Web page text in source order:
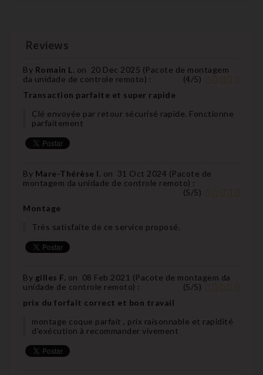
Reviews
By Romain L. on 20 Dec 2025 (Pacote de montagem
da unidade de controle remoto) : (4/5)
Transaction parfaite et super rapide
Clé envoyée par retour sécurisé rapide. Fonctionne
parfaitement
By Mare-Thérèse I. on 31 Oct 2024 (Pacote de
montagem da unidade de controle remoto) :
(5/5)
Montage
Très satisfaite de ce service proposé.
By gilles F. on 08 Feb 2021 (Pacote de montagem da
unidade de controle remoto) : (5/5)
prix du forfait correct et bon travail
montage coque parfait , prix raisonnable et rapidité
d'exécution à recommander vivement